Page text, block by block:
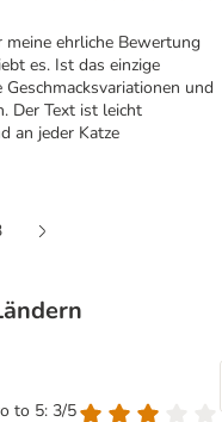
ehrliche Bewertung
es. Ist das einzige
und
Der Text ist leicht
an jeder Katze
to 5: 3/5